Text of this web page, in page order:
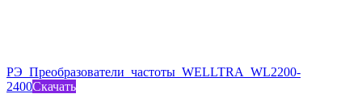
РЭ_Преобразователи_частоты_WELLTRA_WL2200-
2400Скачать